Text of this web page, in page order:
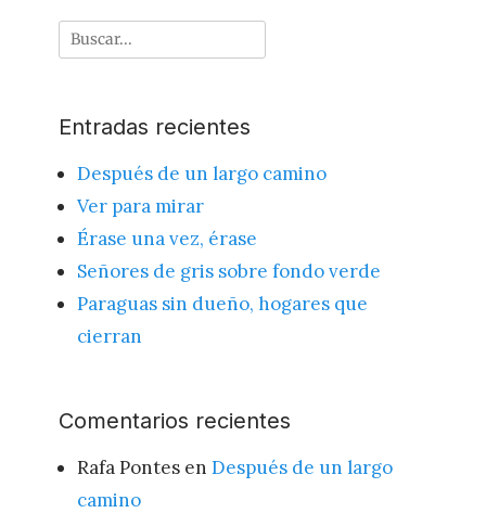
Buscar
Entradas recientes
Después de un largo camino
Ver para mirar
Érase una vez, érase
Señores de gris sobre fondo verde
Paraguas sin dueño, hogares que
cierran
Comentarios recientes
Rafa Pontes en Después de un largo
camino